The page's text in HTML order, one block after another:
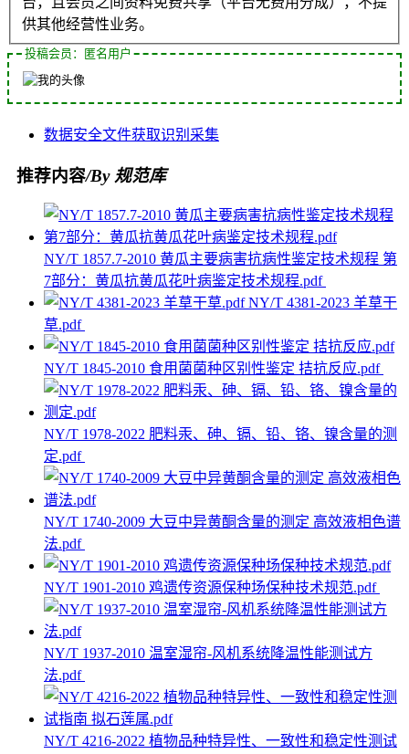
供其他经营性业务。
投稿会员：匿名用户
数据安全文件获取识别 采集
推荐内容/By 规范库
NY/T 1857.7-2010 黄瓜主要病害抗病性鉴定技术规程 第
7部分：黄瓜抗黄瓜花叶病鉴定技术规程.pdf
NY/T 4381-2023 羊草干
草.pdf
NY/T 1845-2010 食用菌菌种区别性鉴定 拮抗反应.pdf
NY/T 1978-2022 肥料汞、砷、镉、铅、铬、镍含量的测
定.pdf
NY/T 1740-2009 大豆中异黄酮含量的测定 高效液相色谱
法.pdf
NY/T 1901-2010 鸡遗传资源保种场保种技术规范.pdf
NY/T 1937-2010 温室湿帘-风机系统降温性能测试方
法.pdf
NY/T 4216-2022 植物品种特异性、一致性和稳定性测试